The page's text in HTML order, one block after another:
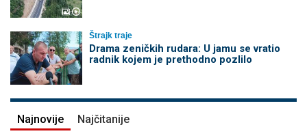
Štrajk traje
Drama zeničkih rudara: U jamu se vratio
radnik kojem je prethodno pozlilo
Najnovije Najčitanije